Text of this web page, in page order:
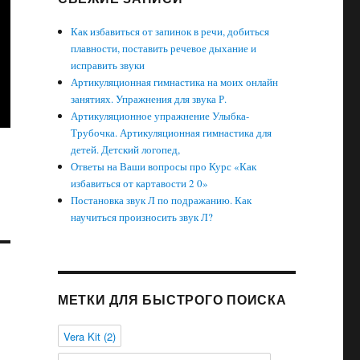
Как избавиться от запинок в речи, добиться
плавности, поставить речевое дыхание и
исправить звуки
Артикуляционная гимнастика на моих онлайн
занятиях. Упражнения для звука Р.
Артикуляционное упражнение Улыбка-
Трубочка. Артикуляционная гимнастика для
детей. Детский логопед,
Ответы на Ваши вопросы про Курс «Как
избавиться от картавости 2 0»
Постановка звук Л по подражанию. Как
научиться произносить звук Л?
МЕТКИ ДЛЯ БЫСТРОГО ПОИСКА
Vera Kit(2)